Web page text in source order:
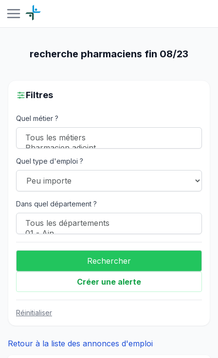
recherche pharmaciens fin 08/23
Filtres
Quel métier ?
Quel type d'emploi ?
Dans quel département ?
Créer une alerte
Réinitialiser
Retour à la liste des annonces d'emploi